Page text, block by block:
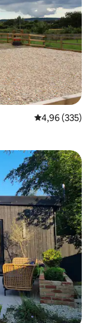
Средна
4,96 (335)